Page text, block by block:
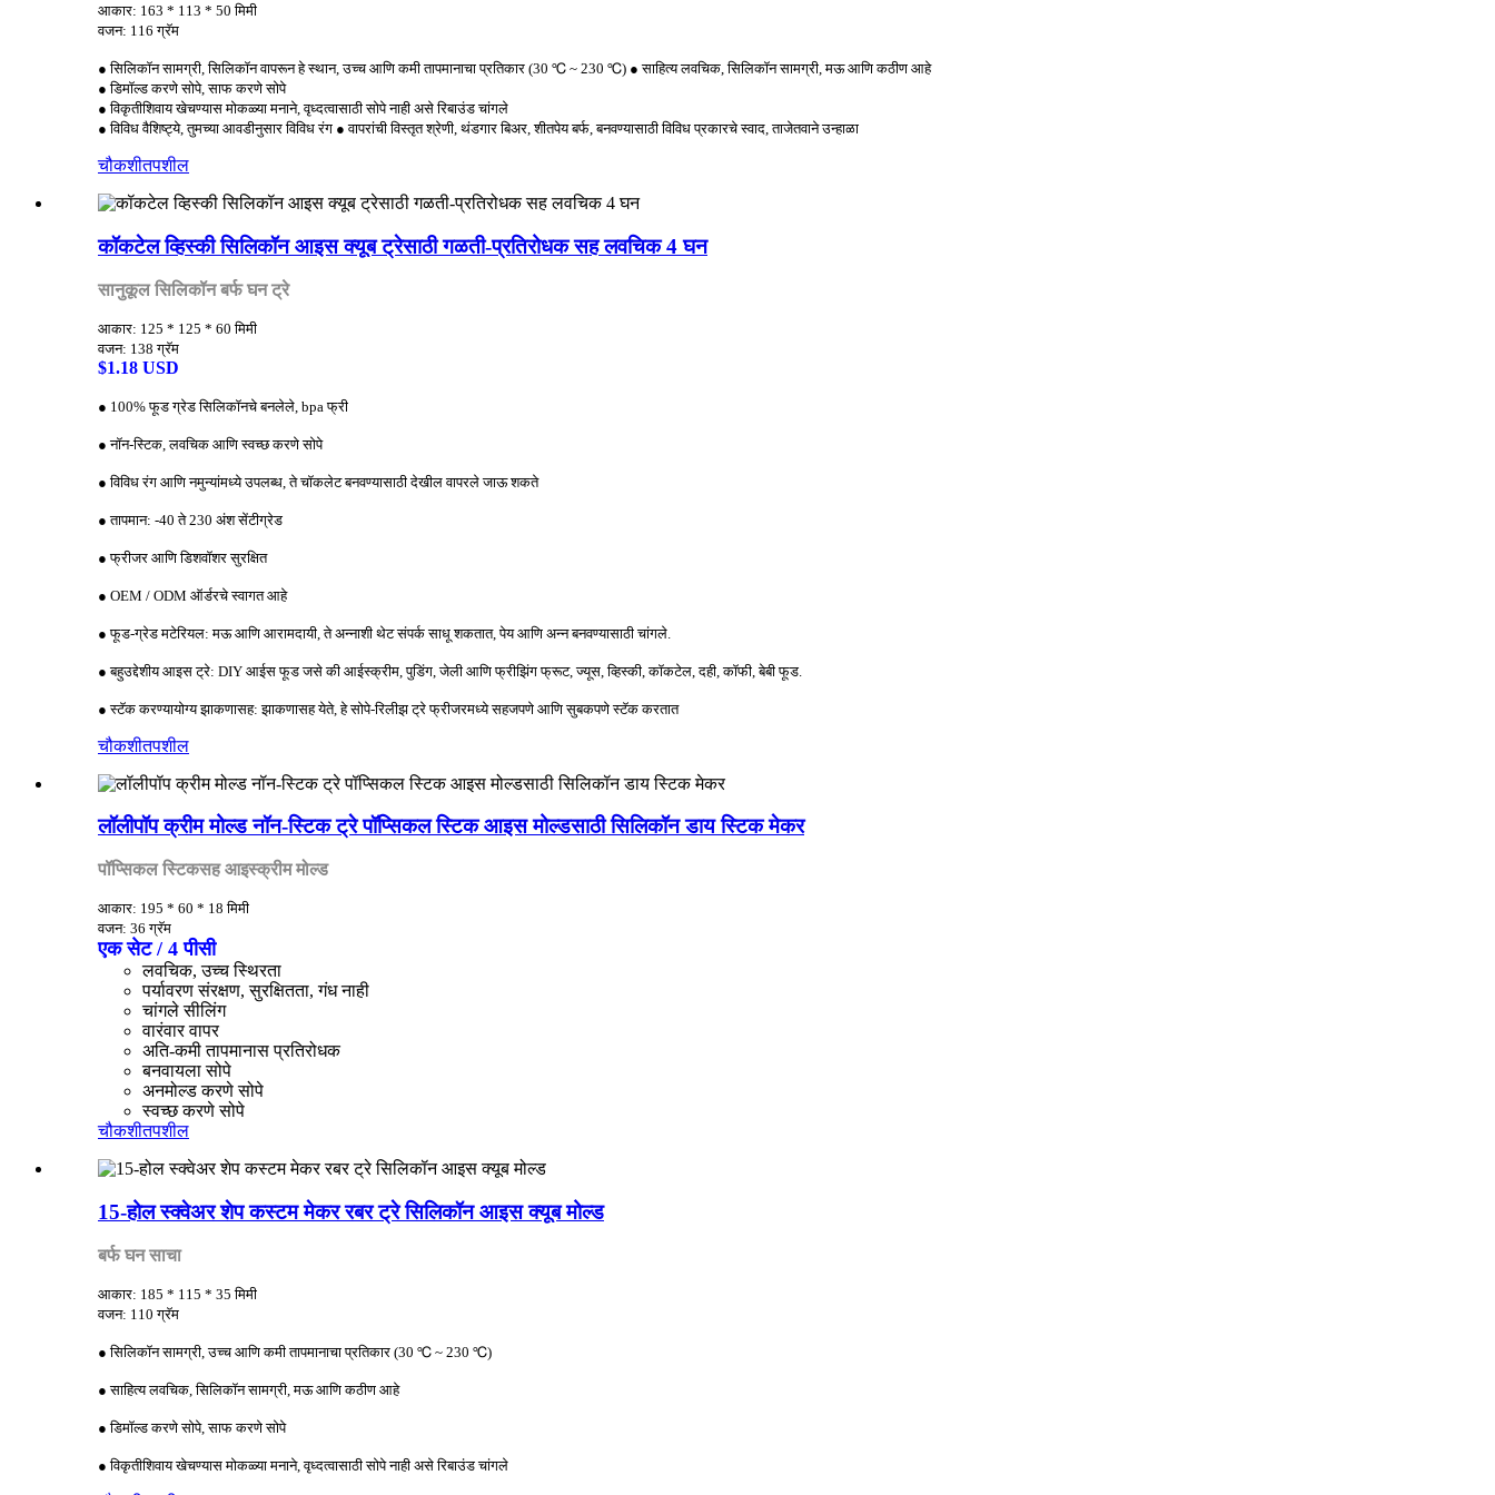
आकार: 163 * 113 * 50 मिमी
वजन: 116 ग्रॅम
● सिलिकॉन सामग्री, सिलिकॉन वापरून हे स्थान, उच्च आणि कमी तापमानाचा प्रतिकार (30 ℃ ~ 230 ℃) ● साहित्य लवचिक, सिलिकॉन सामग्री, मऊ आणि कठीण आहे
● डिमॉल्ड करणे सोपे, साफ करणे सोपे
● विकृतीशिवाय खेचण्यास मोकळ्या मनाने, वृध्दत्वासाठी सोपे नाही असे रिबाउंड चांगले
● विविध वैशिष्ट्ये, तुमच्या आवडीनुसार विविध रंग ● वापरांची विस्तृत श्रेणी, थंडगार बिअर, शीतपेय बर्फ, बनवण्यासाठी विविध प्रकारचे स्वाद, ताजेतवाने उन्हाळा
चौकशीतपशील
कॉकटेल व्हिस्की सिलिकॉन आइस क्यूब ट्रेसाठी गळती-प्रतिरोधक सह लवचिक 4 घन
सानुकूल सिलिकॉन बर्फ घन ट्रे
आकार: 125 * 125 * 60 मिमी
वजन: 138 ग्रॅम
$1.18 USD
● 100% फूड ग्रेड सिलिकॉनचे बनलेले, bpa फ्री
● नॉन-स्टिक, लवचिक आणि स्वच्छ करणे सोपे
● विविध रंग आणि नमुन्यांमध्ये उपलब्ध, ते चॉकलेट बनवण्यासाठी देखील वापरले जाऊ शकते
● तापमान: -40 ते 230 अंश सेंटीग्रेड
● फ्रीजर आणि डिशवॉशर सुरक्षित
● OEM / ODM ऑर्डरचे स्वागत आहे
● फूड-ग्रेड मटेरियल: मऊ आणि आरामदायी, ते अन्नाशी थेट संपर्क साधू शकतात, पेय आणि अन्न बनवण्यासाठी चांगले.
● बहुउद्देशीय आइस ट्रे: DIY आईस फूड जसे की आईस्क्रीम, पुडिंग, जेली आणि फ्रीझिंग फ्रूट, ज्यूस, व्हिस्की, कॉकटेल, दही, कॉफी, बेबी फूड.
● स्टॅक करण्यायोग्य झाकणासह: झाकणासह येते, हे सोपे-रिलीझ ट्रे फ्रीजरमध्ये सहजपणे आणि सुबकपणे स्टॅक करतात
चौकशीतपशील
लॉलीपॉप क्रीम मोल्ड नॉन-स्टिक ट्रे पॉप्सिकल स्टिक आइस मोल्डसाठी सिलिकॉन डाय स्टिक मेकर
पॉप्सिकल स्टिकसह आइस्क्रीम मोल्ड
आकार: 195 * 60 * 18 मिमी
वजन: 36 ग्रॅम
एक सेट / 4 पीसी
लवचिक, उच्च स्थिरता
पर्यावरण संरक्षण, सुरक्षितता, गंध नाही
चांगले सीलिंग
वारंवार वापर
अति-कमी तापमानास प्रतिरोधक
बनवायला सोपे
अनमोल्ड करणे सोपे
स्वच्छ करणे सोपे
चौकशीतपशील
15-होल स्क्वेअर शेप कस्टम मेकर रबर ट्रे सिलिकॉन आइस क्यूब मोल्ड
बर्फ घन साचा
आकार: 185 * 115 * 35 मिमी
वजन: 110 ग्रॅम
● सिलिकॉन सामग्री, उच्च आणि कमी तापमानाचा प्रतिकार (30 ℃ ~ 230 ℃)
● साहित्य लवचिक, सिलिकॉन सामग्री, मऊ आणि कठीण आहे
● डिमॉल्ड करणे सोपे, साफ करणे सोपे
● विकृतीशिवाय खेचण्यास मोकळ्या मनाने, वृध्दत्वासाठी सोपे नाही असे रिबाउंड चांगले